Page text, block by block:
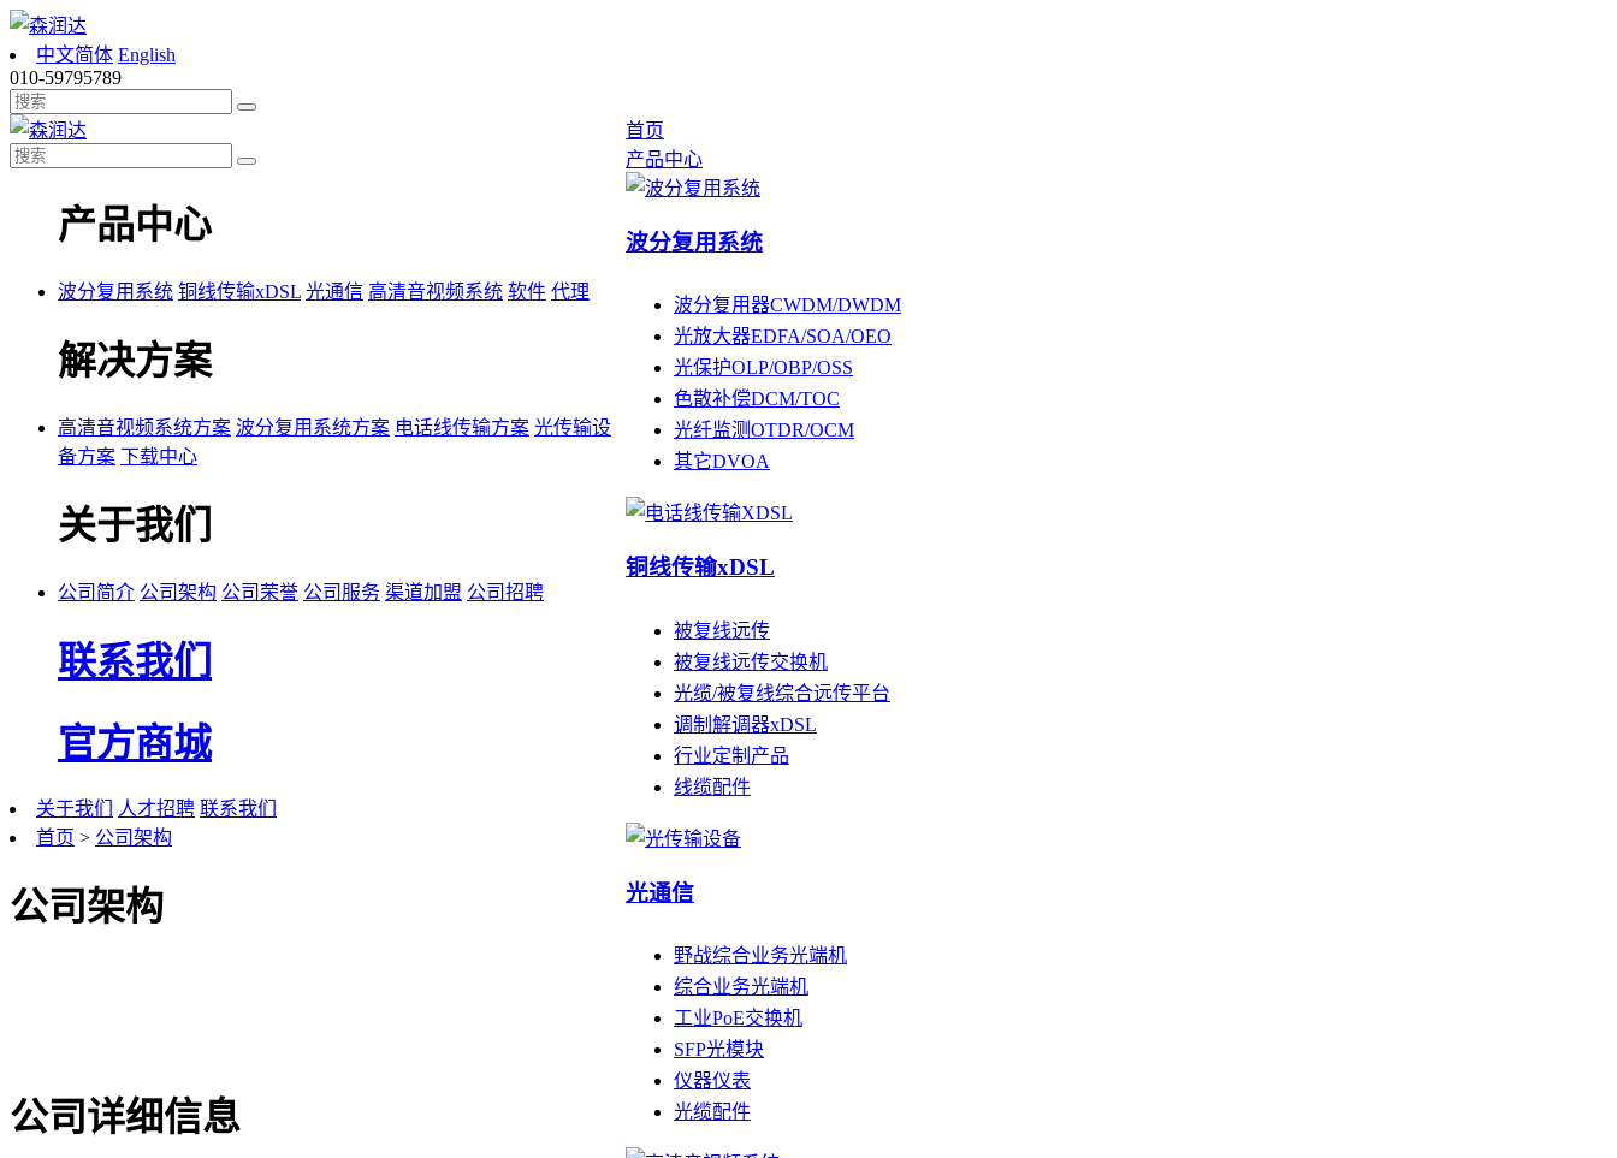
中文简体 English
010-59795789
首页
产品中心
波分复用系统
波分复用器CWDM/DWDM
光放大器EDFA/SOA/OEO
光保护OLP/OBP/OSS
色散补偿DCM/TOC
光纤监测OTDR/OCM
其它DVOA
铜线传输xDSL
被复线远传
被复线远传交换机
光缆/被复线综合远传平台
调制解调器xDSL
行业定制产品
线缆配件
光通信
野战综合业务光端机
综合业务光端机
工业PoE交换机
SFP光模块
仪器仪表
光缆配件
产品中心
波分复用系统 铜线传输xDSL 光通信 高清音视频系统 软件 代理
解决方案
高清音视频系统方案 波分复用系统方案 电话线传输方案 光传输设
备方案 下载中心
关于我们
公司简介 公司架构 公司荣誉 公司服务 渠道加盟 公司招聘
联系我们
官方商城
关于我们 人才招聘 联系我们
首页 > 公司架构
公司架构
公司详细信息